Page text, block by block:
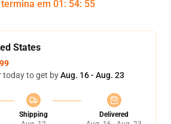
em 01 : 54: 54
States
today to get byAug. 16 - Aug. 23
Shipping
Delivered